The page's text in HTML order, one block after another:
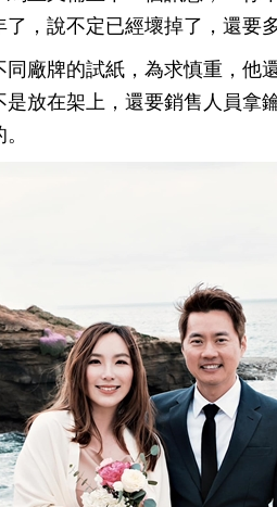
，說不定已經壞掉了，還要
廠牌的試紙，為求慎重，他
放在架上，還要銷售人員拿